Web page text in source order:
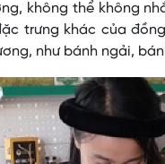
không thể không
trưng khác của
như bánh ngải,